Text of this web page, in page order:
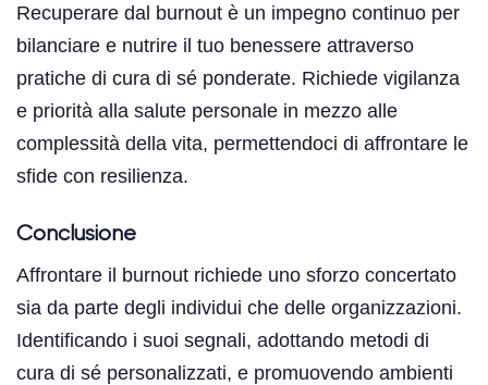
Recuperare dal burnout è un impegno continuo per
bilanciare e nutrire il tuo benessere attraverso
pratiche di cura di sé ponderate. Richiede vigilanza
e priorità alla salute personale in mezzo alle
complessità della vita, permettendoci di affrontare le
sfide con resilienza.
Conclusione
Affrontare il burnout richiede uno sforzo concertato
sia da parte degli individui che delle organizzazioni.
Identificando i suoi segnali, adottando metodi di
cura di sé personalizzati, e promuovendo ambienti